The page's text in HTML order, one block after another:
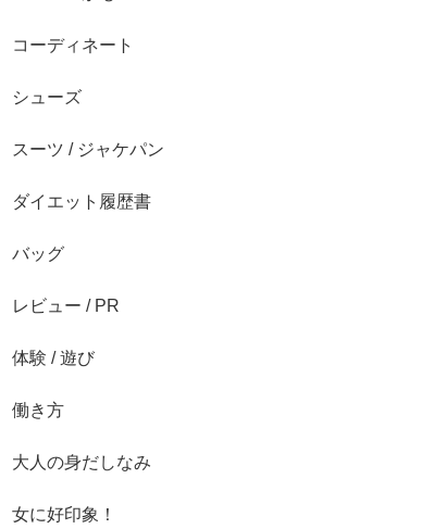
コーディネート
シューズ
スーツ / ジャケパン
ダイエット履歴書
バッグ
レビュー / PR
体験 / 遊び
働き方
大人の身だしなみ
女に好印象！